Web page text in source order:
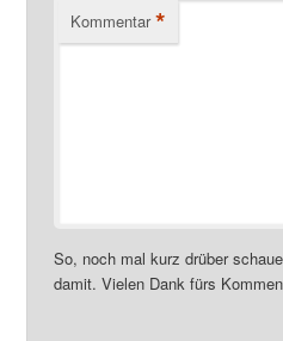
Kommentar *
So, noch mal kurz drüber
damit. Vielen Dank fürs